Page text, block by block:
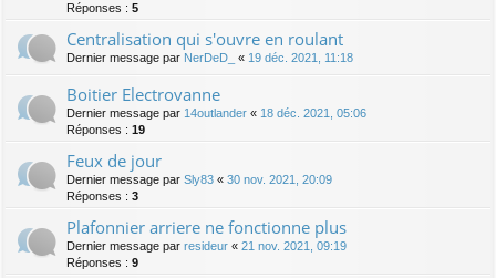
Réponses : 5
Centralisation qui s'ouvre en roulant
Dernier message par NerDeD_ « 19 déc. 2021, 11:18
Boitier Electrovanne
Dernier message par 14outlander « 18 déc. 2021, 05:06
Réponses : 19
Feux de jour
Dernier message par Sly83 « 30 nov. 2021, 20:09
Réponses : 3
Plafonnier arriere ne fonctionne plus
Dernier message par resideur « 21 nov. 2021, 09:19
Réponses : 9